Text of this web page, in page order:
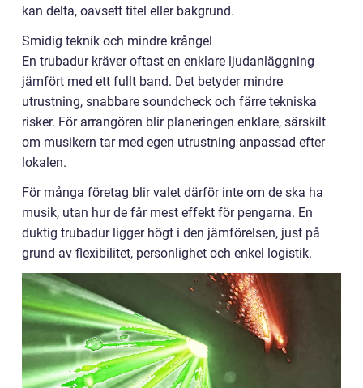
kan delta, oavsett titel eller bakgrund.
Smidig teknik och mindre krångel
En trubadur kräver oftast en enklare ljudanläggning
jämfört med ett fullt band. Det betyder mindre
utrustning, snabbare soundcheck och färre tekniska
risker. För arrangören blir planeringen enklare, särskilt
om musikern tar med egen utrustning anpassad efter
lokalen.
För många företag blir valet därför inte om de ska ha
musik, utan hur de får mest effekt för pengarna. En
duktig trubadur ligger högt i den jämförelsen, just på
grund av flexibilitet, personlighet och enkel logistik.